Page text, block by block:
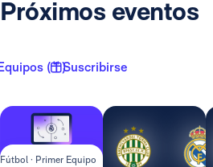
Próximos eventos
( 1 )Suscribirse
Fútbol · Primer Equipo